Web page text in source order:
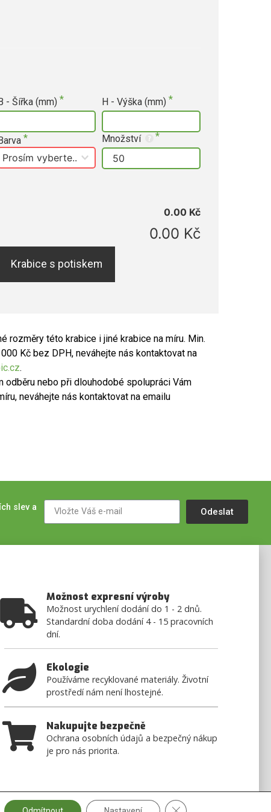
- Šířka (mm) H - Výška (mm)
Množství
0.00 Kč
0.00 Kč
Krabice s potiskem
rozměry této krabice i jiné krabice na míru. Min.
Kč bez DPH, neváhejte nás kontaktovat na
.
odběru nebo při dlouhodobé spolupráci Vám
neváhejte nás kontaktovat na emailu
slev a
Odeslat
Možnost expresní výroby
Možnost urychlení dodání do 1 - 2 dnů.
Standardní doba dodání 4 - 15 pracovních
dní.
Ekologie
Používáme recyklované materiály. Životní
prostředí nám není lhostejné.
Nakupujte bezpečně
Ochrana osobních údajů a bezpečný nákup
je pro nás priorita.
Zavřít banner souborů